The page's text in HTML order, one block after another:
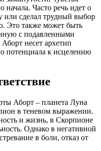
начала. Часто речь идет о
или сделал трудный выбор
Это также может быть
с подавленными
несет архетип
потенциала к исцелению
Аборт – планета Луна
в теневом выражении.
и жизнь, в Скорпионе
Однако в негативной
в боли, отказ от